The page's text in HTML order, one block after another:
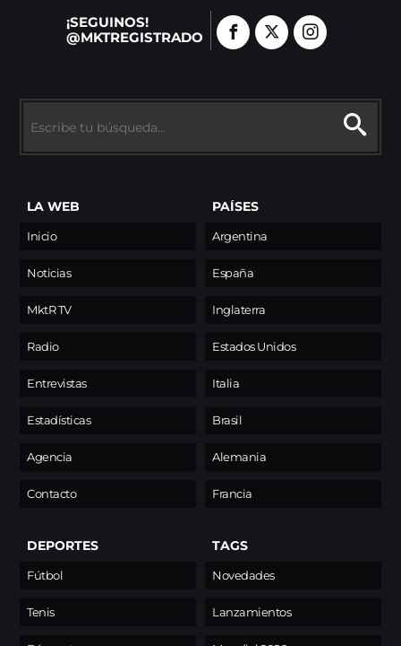
¡SEGUINOS!
@MKTREGISTRADO
LA WEB
Inicio
Noticias
MktR TV
Radio
Entrevistas
Estadísticas
Agencia
Contacto
PAÍSES
Argentina
España
Inglaterra
Estados Unidos
Italia
Brasil
Alemania
Francia
DEPORTES
Fútbol
Tenis
TAGS
Novedades
Lanzamientos